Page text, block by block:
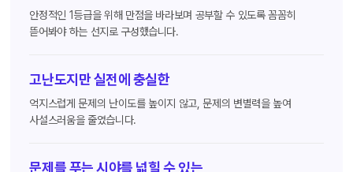
안정적인 1등급을 위해 만점을 바라보며 공부할 수 있도록 꼼꼼히
뜯어봐야 하는 선지로 구성했습니다.
고난도지만 실전에 충실한
억지스럽게 문제의 난이도를 높이지 않고, 문제의 변별력을 높여
사설스러움을 줄였습니다.
문제를 푸는 시야를 넓힐 수 있는